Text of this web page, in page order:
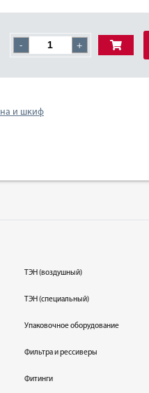
- +
и шкиф
ТЭН (воздушный)
ТЭН (специальный)
Упаковочное оборудование
Фильтра и рессиверы
Фитинги